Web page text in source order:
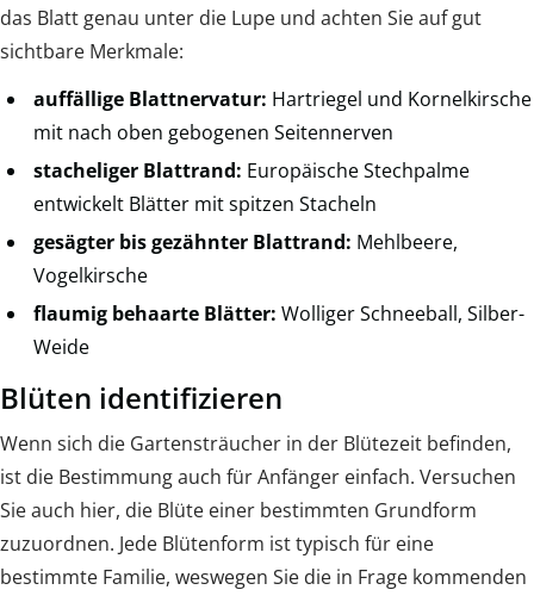
das Blatt genau unter die Lupe und achten Sie auf gut
sichtbare Merkmale:
auffällige Blattnervatur: Hartriegel und Kornelkirsche
mit nach oben gebogenen Seitennerven
stacheliger Blattrand: Europäische Stechpalme
entwickelt Blätter mit spitzen Stacheln
gesägter bis gezähnter Blattrand: Mehlbeere,
Vogelkirsche
flaumig behaarte Blätter: Wolliger Schneeball, Silber-
Weide
Blüten identifizieren
Wenn sich die Gartensträucher in der Blütezeit befinden,
ist die Bestimmung auch für Anfänger einfach. Versuchen
Sie auch hier, die Blüte einer bestimmten Grundform
zuzuordnen. Jede Blütenform ist typisch für eine
bestimmte Familie, weswegen Sie die in Frage kommenden